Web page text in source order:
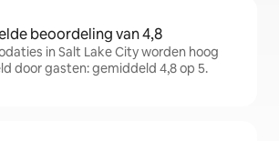
beoordeling van 4,8
in Salt Lake City worden hoog
door gasten: gemiddeld 4,8 op 5.